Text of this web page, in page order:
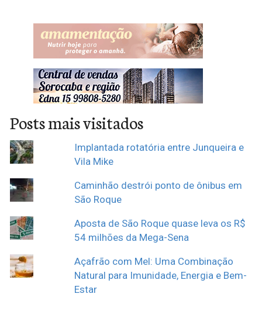
Posts mais visitados
Implantada rotatória entre Junqueira e
Vila Mike
Caminhão destrói ponto de ônibus em
São Roque
Aposta de São Roque quase leva os R$
54 milhões da Mega-Sena
Açafrão com Mel: Uma Combinação
Natural para Imunidade, Energia e Bem-
Estar